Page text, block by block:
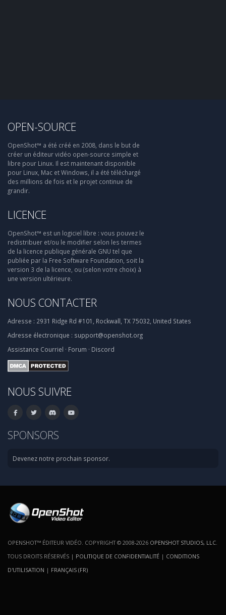
OPEN-SOURCE
OpenShot™ a été créé en 2008, dans le but de
créer un éditeur vidéo open-source simple et
libre pour Linux. Il est maintenant disponible
pour Linux, Mac et Windows, il a été téléchargé
des millions de fois et le projet continue de
grandir.
LICENCE
OpenShot™ est un logiciel libre : vous pouvez le
redistribuer et/ou le modifier selon les termes
de la licence publique générale GNU tel que
publiée par la Free Software Foundation, soit la
version 3 de la licence, ou (selon votre choix) à
une version ultérieure.
NOUS CONTACTER
Adresse : 2931 Ridge Rd #101, Rockwall, TX 75032, United States
Adresse électronique : support@openshot.org
Assistance Courriel · Forum · Discord
NOUS SUIVRE
SPONSORS
Devenez notre prochain sponsor.
OPENSHOT™ ÉDITEUR VIDÉO. COPYRIGHT © 2008-2026 OPENSHOT STUDIOS, LLC
TOUS DROITS RÉSERVÉS | POLITIQUE DE CONFIDENTIALITÉ | CONDITIONS
D'UTILISATION | FRANÇAIS (FR)